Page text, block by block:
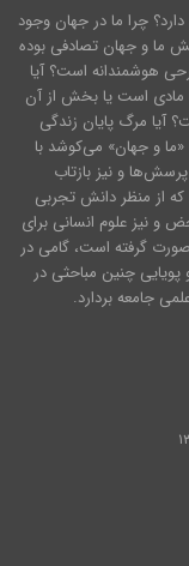
چرا ما در جهان وجود
ما و جهان تصادفی بوده
هوشمندانه است؟ آیا
مادی است یا بخش از آن
آیا مرگ پایان زندگی
و جهان» می‌کوشد با
و نیز بازتاب
از منظر دانش تجربی
و نیز علوم انسانی برای
گرفته است، گامی در
چنین مباحثی در
جامعه بردارد.